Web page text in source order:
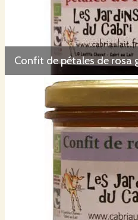
Confit de pétales de rosa